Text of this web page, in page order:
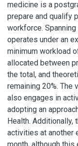
medicine is a
prepare and qualify
workforce.
operates under an
minimum workload
allocated between
the total, and
remaining 20%.
also engages in
adopting an
Health. Additionally,
activities at another